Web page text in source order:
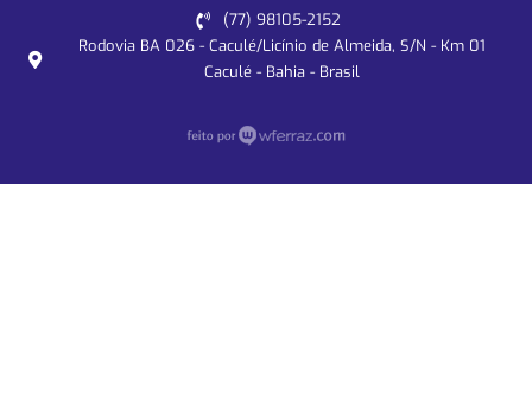
(77) 98105-2152
Rodovia BA 026 - Caculé/Licínio de Almeida, S/N - Km 01
Caculé - Bahia - Brasil